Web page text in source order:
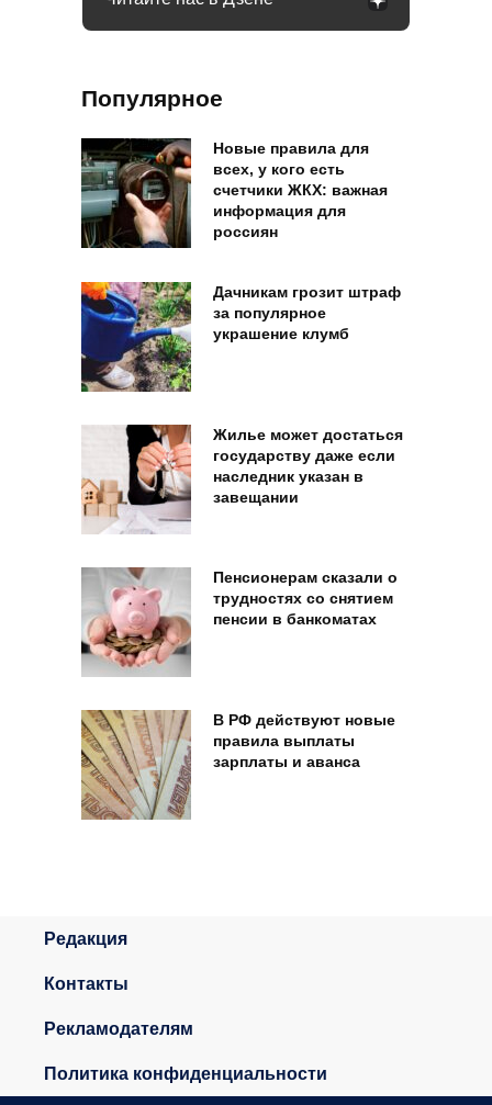
Популярное
Новые правила для
всех, у кого есть
счетчики ЖКХ: важная
информация для
россиян
Дачникам грозит штраф
за популярное
украшение клумб
Жилье может достаться
государству даже если
наследник указан в
завещании
Пенсионерам сказали о
трудностях со снятием
пенсии в банкоматах
В РФ действуют новые
правила выплаты
зарплаты и аванса
Редакция
Контакты
Рекламодателям
Политика конфиденциальности